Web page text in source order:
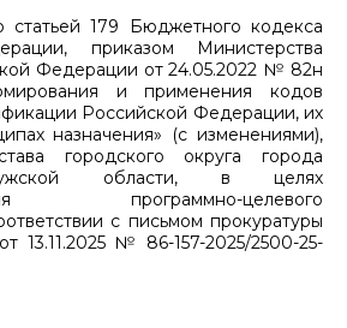
статьей 179 Бюджетного кодекса
приказом Министерства
Федерации от 24.05.2022 № 82н
и применения кодов
Российской Федерации, их
назначения» (с изменениями),
городского округа города
области, в целях
программно-целевого
с письмом прокуратуры
13.11.2025 № 86-157-2025/2500-25-